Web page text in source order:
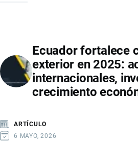
ECUADOR
2026:
RECUPERACIÓN,
INVERSIONES
DEL
Ecuador fortalece
exterior en 2025:
internacionales,
crecimiento
ARTÍCULO
6 MAYO, 2026